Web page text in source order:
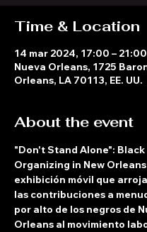
Time & Location
14 mar 2024, 17:00 – 21:00
Nueva Orleans, 1725
Orleans, LA 70113, EE. UU.
About the event
"Don't Stand Alone":
Organizing in New
exhibición móvil que
las contribuciones a
por alto de los negros de
Orleans al movimiento